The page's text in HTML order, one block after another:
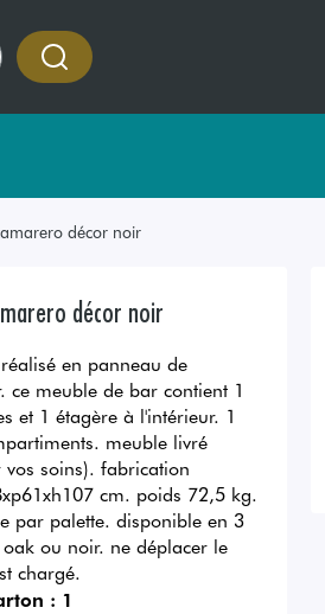
décor noir
décor noir
en panneau de
ce meuble de bar contient 1
et 1 étagère à l'intérieur. 1
meuble livré
soins). fabrication
cm. poids 72,5 kg.
par palette. disponible en 3
ou noir. ne déplacer le
chargé.
: 1